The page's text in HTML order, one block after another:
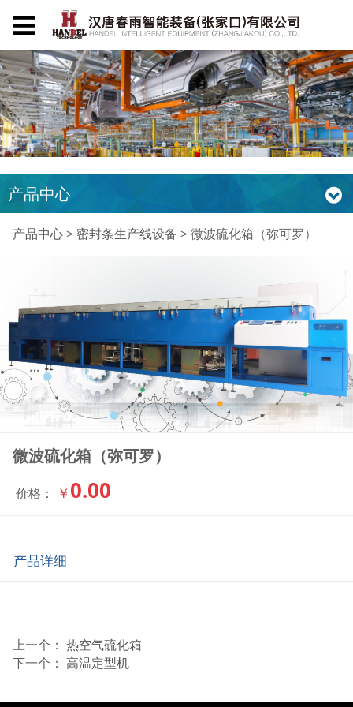
产品中心
微波硫化箱（弥可罗）
产品中心> 密封条生产线设备 > 微波硫化箱（弥可罗）
微波硫化箱（弥可罗）
价格： ￥ 0.00
产品详细
上一个： 热空气硫化箱
下一个： 高温定型机